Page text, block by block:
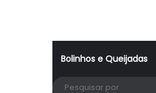
Bolinhos e Queijadas